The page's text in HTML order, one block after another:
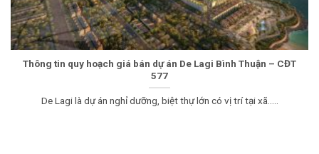
Thông tin quy hoạch giá bán dự án De Lagi Bình Thuận – CĐT
577
De Lagi là dự án nghỉ dưỡng, biệt thự lớn có vị trí tại xã.....